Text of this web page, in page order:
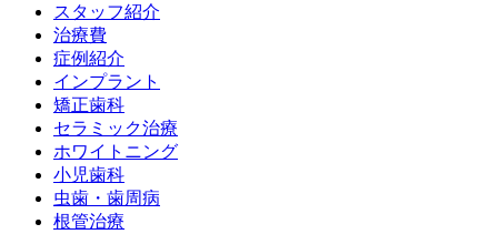
スタッフ紹介
治療費
症例紹介
インプラント
矯正歯科
セラミック治療
ホワイトニング
小児歯科
虫歯・歯周病
根管治療